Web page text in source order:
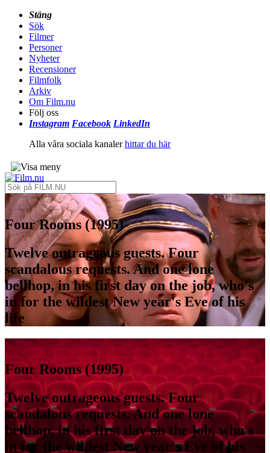
Stäng
Sök
Filmer
Personer
Nyheter
Recensioner
Filmfolk
Arkiv
Om Film.nu
Följ oss
Instagram Facebook LinkedIn
Alla våra sociala kanalerhittar du här
Four Rooms (1995)
Twelve outrageous guests. Four
scandalous requests. And one lone
bellhop, in his first day on the job, who's
in for the wildest New year's Eve of his
life
Four Rooms (1995)
Twelve outrageous guests. Four
scandalous requests. And one lone
bellhop, in his first day on the job, who's
in for the wildest New year's Eve of his